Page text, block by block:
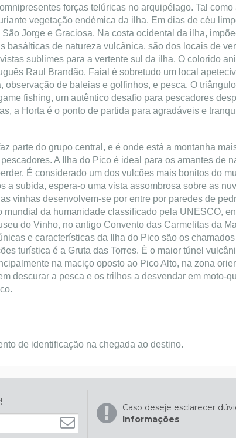
forças telúricas no arquipélago. Tal
vegetação endémica da ilha. Em dias de céu
Jorge e Graciosa. Na costa ocidental da ilha,
basálticas de natureza vulcânica, são dos locais de
sublimes para a vertente sul da ilha. O colorido
Raul Brandão. Faial é sobretudo um local
observação de baleias e golfinhos, e pesca. O
fishing, um autêntico desafio para pescadores
a Horta é o ponto de partida para agradáveis e
parte do grupo central, e é onde está a montanha
A Ilha do Pico é ideal para os amantes de
É considerado um dos vulcões mais bonitos do
a subida, espera-o uma vista assombrosa sobre as
vinhas desenvolvem-se por entre por paredes de
mundial da humanidade classificado pela UNESCO,
do Vinho, no antigo Convento das Carmelitas da
e características da Ilha do Pico são os
turística é a Gruta das Torres. É o maior túnel
na maciço oposto ao Pico Alto, na zona
descurar a pesca e os trilhos a desvendar em moto-
de identificação na chegada ao destino.
!
Caso deseje esclarecer
Informações